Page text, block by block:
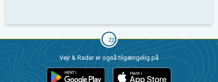
Vejr & Radar er også tilgængelig på